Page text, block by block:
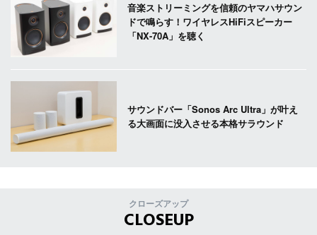
音楽ストリーミングを信頼のヤマハサウン
ドで鳴らす！ワイヤレスHiFiスピーカー
「NX-70A」を聴く
サウンドバー「Sonos Arc Ultra」が叶え
る大画面に没入させる本格サラウンド
クローズアップ
CLOSEUP